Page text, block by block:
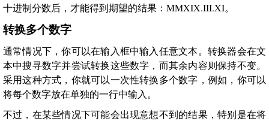
十进制分数后，才能得到期望的结果：MMXIX.III.XI。
转换多个数字
通常情况下，你可以在输入框中输入任意文本。转换器会在文
本中搜寻数字并尝试转换这些数字，而其余内容则保持不变。
采用这种方式，你就可以一次性转换多个数字，例如，你可以
将每个数字放在单独的一行中输入。
不过，在某些情况下可能会出现意想不到的结果，特别是在将